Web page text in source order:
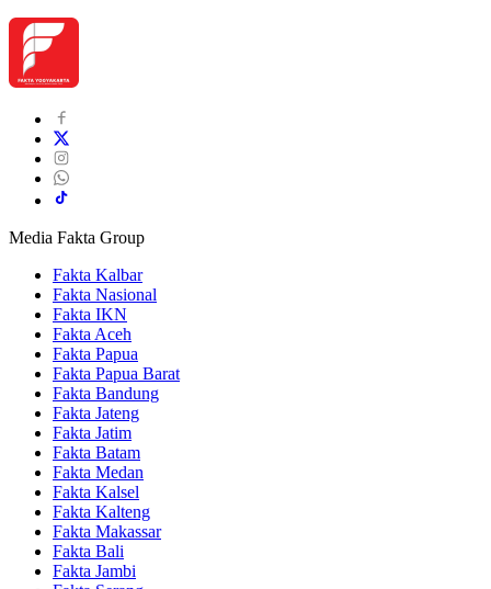
Media Fakta Group
Fakta Kalbar
Fakta Nasional
Fakta IKN
Fakta Aceh
Fakta Papua
Fakta Papua Barat
Fakta Bandung
Fakta Jateng
Fakta Jatim
Fakta Batam
Fakta Medan
Fakta Kalsel
Fakta Kalteng
Fakta Makassar
Fakta Bali
Fakta Jambi